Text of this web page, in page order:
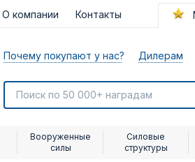
О компании Контакты
Почему покупают у нас? Дилерам
Вооруженные
силы
Силовые
структуры